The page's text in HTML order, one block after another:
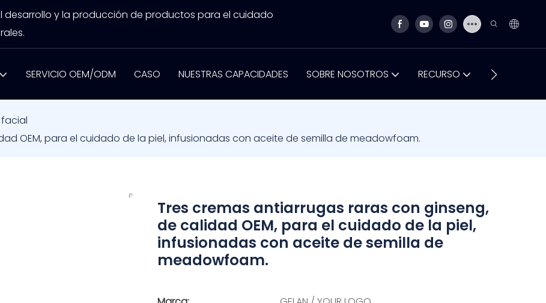
y la producción de productos para el cuidado
SERVICIO OEM/ODM CASO NUESTRAS CAPACIDADES SOBRE NOSOTROS RECURSO
OEM, para el cuidado de la piel, infusionadas con aceite de semilla de meadowfoam.
Tres cremas antiarrugas raras con ginseng,
de calidad OEM, para el cuidado de la piel,
infusionadas con aceite de semilla de
meadowfoam.